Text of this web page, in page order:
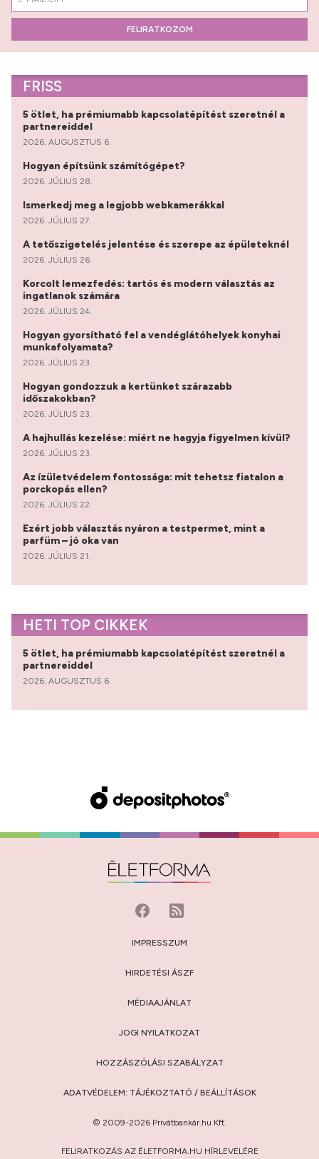
FELIRATKOZOM
FRISS
5 ötlet, ha prémiumabb kapcsolatépítést szeretnél a
partnereiddel
2026. AUGUSZTUS 6.
Hogyan építsünk számítógépet?
2026. JÚLIUS 28.
Ismerkedj meg a legjobb webkamerákkal
2026. JÚLIUS 27.
A tetőszigetelés jelentése és szerepe az épületeknél
2026. JÚLIUS 26.
Korcolt lemezfedés: tartós és modern választás az
ingatlanok számára
2026. JÚLIUS 24.
Hogyan gyorsítható fel a vendéglátóhelyek konyhai
munkafolyamata?
2026. JÚLIUS 23.
Hogyan gondozzuk a kertünket szárazabb
időszakokban?
2026. JÚLIUS 23.
A hajhullás kezelése: miért ne hagyja figyelmen kívül?
2026. JÚLIUS 23.
Az ízületvédelem fontossága: mit tehetsz fiatalon a
porckopás ellen?
2026. JÚLIUS 22.
Ezért jobb választás nyáron a testpermet, mint a
parfüm – jó oka van
2026. JÚLIUS 21.
HETI TOP CIKKEK
5 ötlet, ha prémiumabb kapcsolatépítést szeretnél a
partnereiddel
2026. AUGUSZTUS 6.
IMPRESSZUM
HIRDETÉSI ÁSZF
MÉDIAAJÁNLAT
JOGI NYILATKOZAT
HOZZÁSZÓLÁSI SZABÁLYZAT
ADATVÉDELEM: TÁJÉKOZTATÓ / BEÁLLÍTÁSOK
© 2009-2026 Privátbankár.hu Kft.
FELIRATKOZÁS AZ ÉLETFORMA.HU HÍRLEVELÉRE